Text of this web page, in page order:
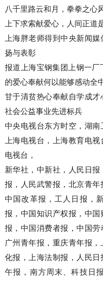
八千里路云和月，拳拳之心
上下求索献爱心，人间正道
上海胖老师得到中央新闻
扬与表彰
报道上海宝钢集团上钢一
的爱心奉献何以能够感动全
甘于清贫热心奉献自学成
社会公益事业先进标兵
中央电视台东方时空，湖南
上海电视台，上海教育电
电视台，
新华社，中新社，人民日
报，人民武警报，北京青年
中国改革报，工人日报，
报，中国知识产权报，中
报，中国消费者报，中国劳
广州青年报，重庆青年报
化报，上海法制报，人民
午报，南方周末、科技日